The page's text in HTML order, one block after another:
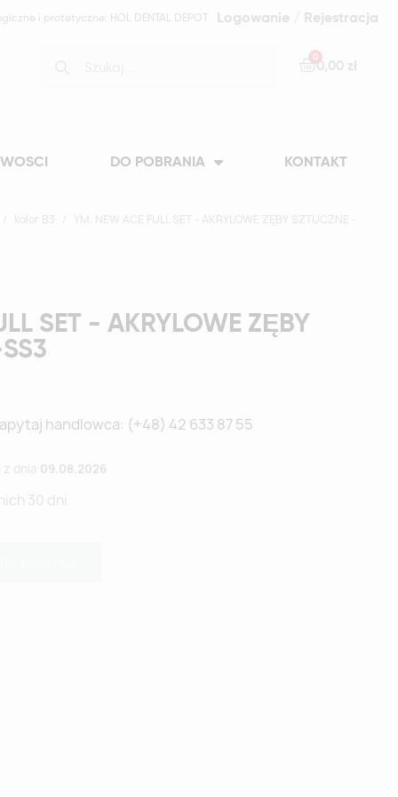
i protetyczne: HOL DENTAL DEPOT Logowanie / Rejestracja
0,00 zł
DO POBRANIA KONTAKT
kolor B3 YM. NEW ACE FULL SET - AKRYLOWE ZĘBY SZTUCZNE -
SET - AKRYLOWE ZĘBY
handlowca: (+48) 42 633 87 55
z dnia 09.08.2026
30 dni